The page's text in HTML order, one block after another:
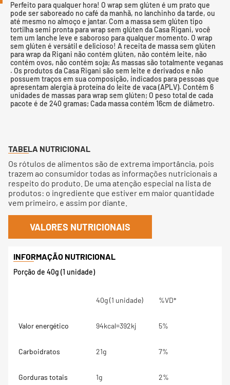
Perfeito para qualquer hora! O wrap sem glúten é um prato que
pode ser saboreado no café da manhã, no lanchinho da tarde, ou
até mesmo no almoço e jantar. Com a massa sem glúten tipo
tortilha semi pronta para wrap sem glúten da Casa Rigani, você
tem um lanche leve e saboroso para qualquer momento. O wrap
sem glúten é versátil e delicioso! A receita de massa sem glúten
para wrap da Rigani não contém glúten, não contém leite, não
contém ovos, não contém soja; As massas são totalmente veganas
. Os produtos da Casa Rigani são sem leite e derivados e não
possuem traços em sua composição, indicados para pessoas que
apresentam alergia à proteína do leite de vaca (APLV). Contém 6
unidades de massas para wrap sem glúten; O peso total de cada
pacote é de 240 gramas; Cada massa contém 16cm de diâmetro.
TABELA NUTRICIONAL
Os rótulos de alimentos são de extrema importância, pois
trazem ao consumidor todas as informações nutricionais a
respeito do produto. De uma atenção especial na lista de
produtos: o ingrediente que estiver em maior quantidade
vem primeiro, e assim por diante.
VALORES NUTRICIONAIS
Porção de 40g (1 unidade)
40g (1 unidade) %VD*
Valor energético 94kcal=392kj 5%
Carboidratos 21g 7%
Gorduras totais 1g 2%